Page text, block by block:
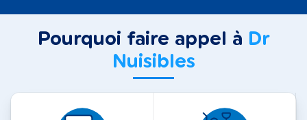
Pourquoi faire appel à Dr
Nuisibles